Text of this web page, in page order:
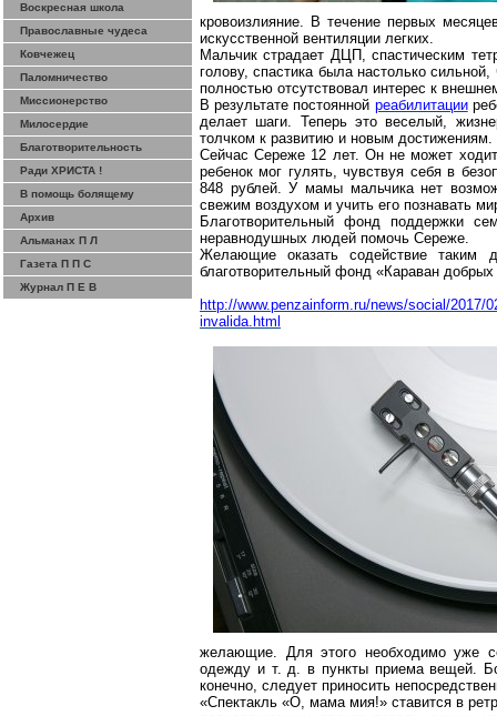
Воскресная школа
Православные чудеса
Ковчежец
Паломничество
Миссионерство
Милосердие
Благотворительность
Ради ХРИСТА !
В помощь болящему
Архив
Альманах П Л
Газета П П С
Журнал П Е В
кровоизлияние. В течение первых
искусственной вентиляции легких.
Мальчик страдает ДЦП,спастическим
голову,спастикабыла настолько сильной,
полностью отсутствовал интерес к
В результате постоянной реабилитации
делает шаги. Теперь это веселый,
толчком к развитию и новым достижениям.
Сейчас Сереже 12 лет. Он не может
ребенок мог гулять, чувствуя себя в
848 рублей. У мамы мальчика нет
свежим воздухом и учить его познавать
Благотворительный фонд поддержки
неравнодушных людей помочь Сереже.
Желающие оказать содействие таким
благотворительный фонд «Караван
http://www.penzainform.ru/news/social/
invalida.html
желающие. Для этого необходимо уже
одежду и т. д. в пункты приема вещей.
конечно, следует приносить
«Спектакль «О, мама мия!» ставится в